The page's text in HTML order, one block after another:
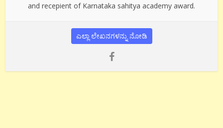
and recepient of Karnataka sahitya academy award.
ಎಲ್ಲಾ ಲೇಖನಗಳನ್ನು ನೋಡಿ